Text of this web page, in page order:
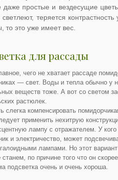
даже простые и вездесущие
светлеют, теряется
то это уже имеет вес.
для рассады
чего не хватает рассаде
— свет. Воды и тепла обычно у
веществ тоже. А вот со светом
растюлек.
слегка компенсировать
применить нехитрую
лампу с отражателем. У кого
и электричество, может
лампами. Но этот вариант
станем, по причине того что он
подсветка очень и очень хороша.